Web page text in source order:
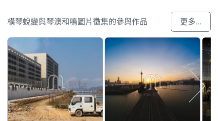
橫琴蛻變與琴澳和鳴圖片徵集的參與作品 更多...